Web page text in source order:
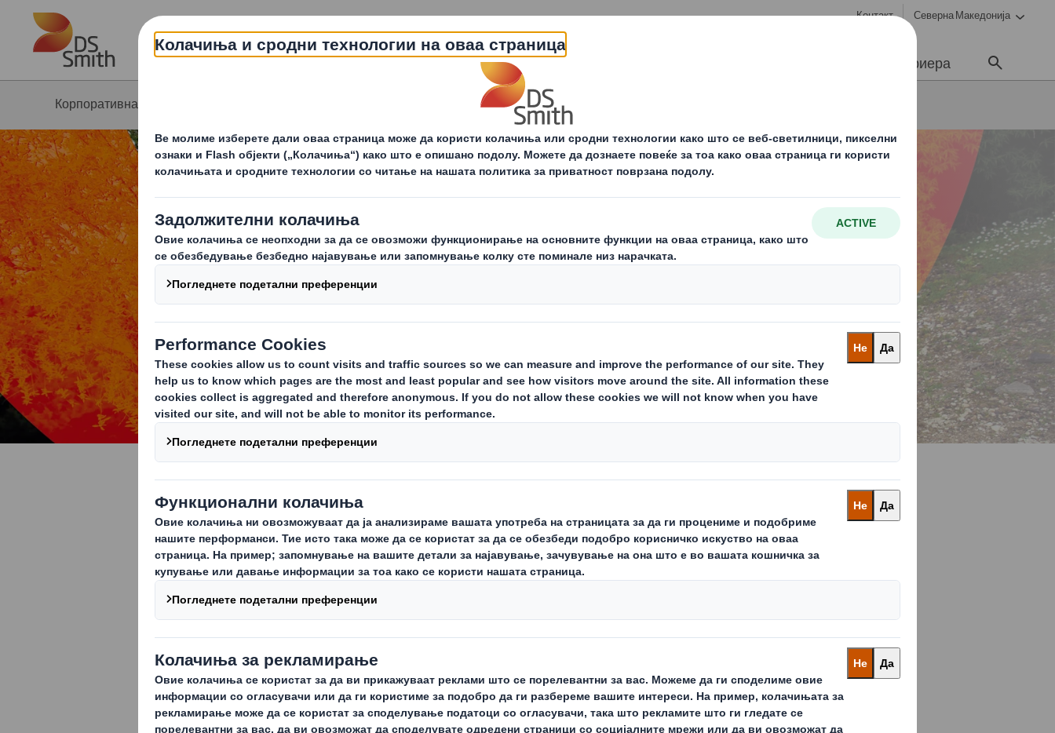
Skip to main content Контакт Северна Македонија
За нас Понуда Одржливост Кариера
Корпоративна страна Испорачуваме сега & Предводиме иднина
Природа
Ја заштитуваме и регенерираме природата.
Биодиверзитетот брзо се намалува. Никогаш не било поважно да се преземе акција
за зачувување на природната средина од која зависи целиот живот на Земјата.